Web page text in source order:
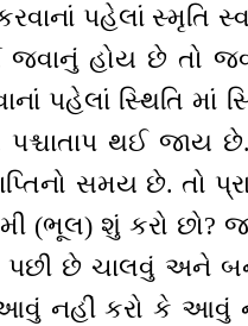
પહેલાં સ્મૃતિ
જવાનું હોય છે તો
પહેલાં સ્થિતિ માં
પશ્ચાતાપ થઈ જાય
સમય છે. તો
(ભૂલ) શું કરો છો?
પછી છે ચાલવું અને
આવું નહીં કરો કે આવું